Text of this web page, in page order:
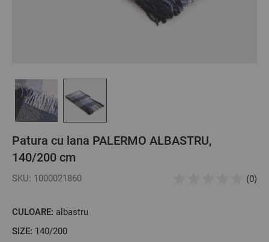
Patura cu lana PALERMO ALBASTRU,
140/200 cm
SKU: 1000021860 (0)
CULOARE: albastru
SIZE: 140/200